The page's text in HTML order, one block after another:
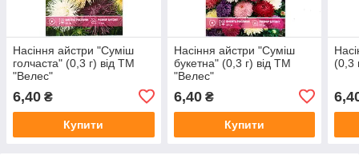
Насіння айстри "Суміш
голчаста" (0,3 г) від ТМ
"Велес"
6,40 ₴
Купити
Насіння айстри "Суміш
букетна" (0,3 г) від ТМ
"Велес"
6,40₴
Купити
(0,3